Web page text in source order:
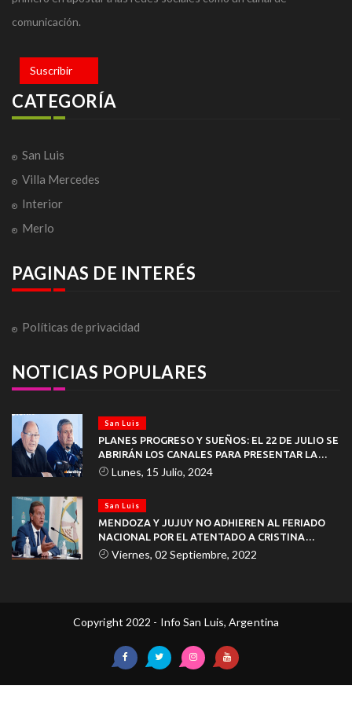
comunicación.
Suscribir
CATEGORÍA
San Luis
Villa Mercedes
Interior
Merlo
PAGINAS DE INTERÉS
Políticas de privacidad
NOTICIAS POPULARES
San Luis
PLANES PROGRESO Y SUEÑOS: EL 22 DE JULIO SE
ABRIRÁN LOS CANALES PARA PRESENTAR LA
DOCUMENTACIÓN
Lunes, 15 Julio, 2024
San Luis
MENDOZA Y JUJUY NO ADHIEREN AL FERIADO
NACIONAL POR EL ATENTADO A CRISTINA
KIRCHNER
Viernes, 02 Septiembre, 2022
Copyright 2022 - Info San Luis, Argentina